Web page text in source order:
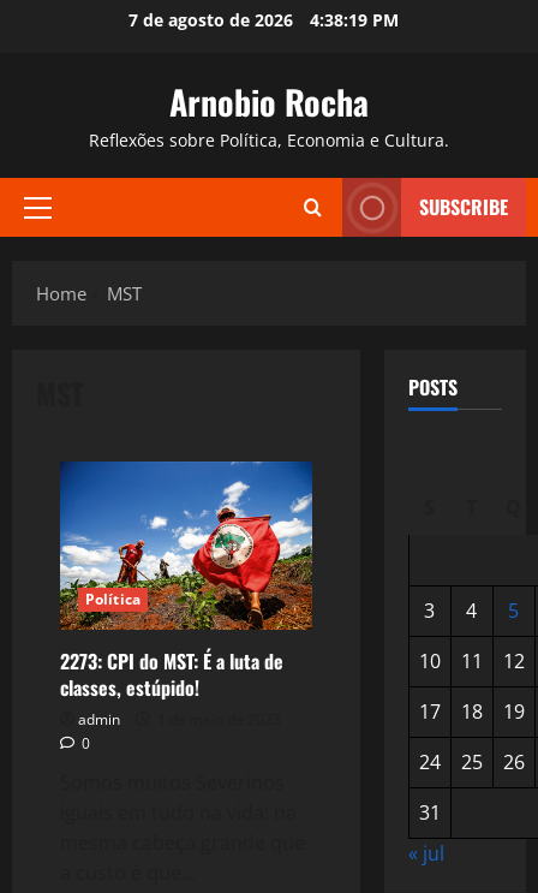
7 de agosto de 2026 4:38:20 PM
Arnobio Rocha
Reflexões sobre Política, Economia e Cultura.
Primary
SUBSCRIBE
Home MST
Política
2273: CPI do MST: É a luta de
classes, estúpido!
admin
0
POSTS
3 4
5
10
11
12
17
18
19
24
25
26
31
« jul